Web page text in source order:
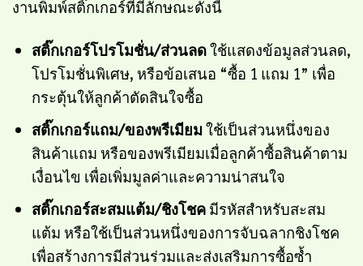
งานพิมพ์สติ๊กเกอร์ที่มีลักษณะดังนี้
สติ๊กเกอร์โปรโมชั่น/ส่วนลดใช้แสดงข้อมูลส่วนลด,
โปรโมชั่นพิเศษ, หรือข้อเสนอ “ซื้อ 1 แถม 1” เพื่อ
กระตุ้นให้ลูกค้าตัดสินใจซื้อ
สติ๊กเกอร์แถม/ของพรีเมียม ใช้เป็นส่วนหนึ่งของ
สินค้าแถม หรือของพรีเมียมเมื่อลูกค้าซื้อสินค้าตาม
เงื่อนไข เพื่อเพิ่มมูลค่าและความน่าสนใจ
สติ๊กเกอร์สะสมแต้ม/ชิงโชคมีรหัสสำหรับสะสม
แต้ม หรือใช้เป็นส่วนหนึ่งของการจับฉลากชิงโชค
เพื่อสร้างการมีส่วนร่วมและส่งเสริมการซื้อซ้ำ